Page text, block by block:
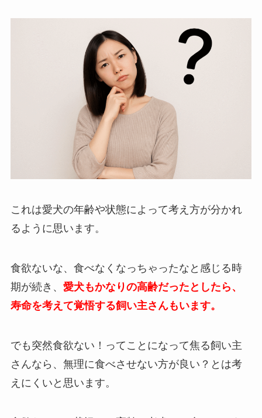
これは愛犬の年齢や状態によって考え方が分かれ
るように思います。
食欲ないな、食べなくなっちゃったなと感じる時
期が続き、 愛犬もかなりの高齢だったとしたら、
寿命を考えて覚悟する飼い主さんもいます。
でも突然食欲ない！ってことになって焦る飼い主
さんなら、無理に食べさせない方が良い？とは考
えにくいと思います。